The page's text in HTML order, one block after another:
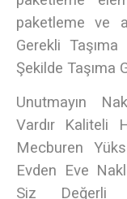
paketleme ve
Gerekli
Şekilde Taşıma
Unutmayın
Vardır Kaliteli
Mecburen
Evden Eve
Siz Değerli